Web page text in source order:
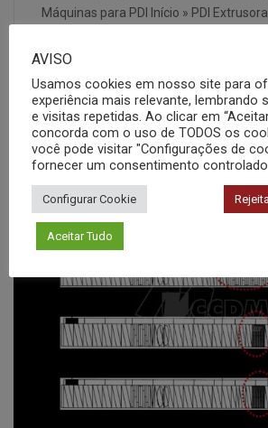
Máquinas para PDI Início » PDI
objetivo principal a obtenção de
contínuos como placas, tubos, filmes,
fios, cabos e tubos, dentre outros. A
uma rosca…
AVISO
Usamos cookies em nosso site para
experiência mais relevante, lembrando
e visitas repetidas. Ao clicar em
concorda com o uso de TODOS os
você pode visitar "Configurações de
fornecer um consentimento
Configurar Cookie
Aceitar Tudo